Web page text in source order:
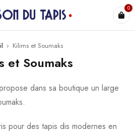
0
› Kilims et Soumaks
et Soumaks
dans sa boutique un large
pour des tapis dis modernes en